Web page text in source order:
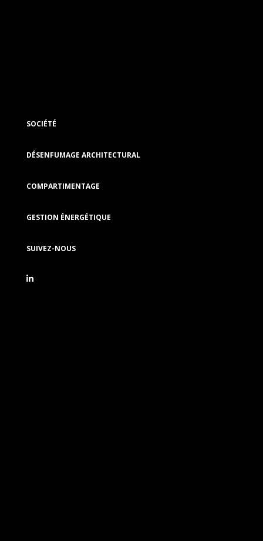
SOCIÉTÉ
DÉSENFUMAGE ARCHITECTURAL
COMPARTIMENTAGE
GESTION ÉNERGÉTIQUE
SUIVEZ-NOUS